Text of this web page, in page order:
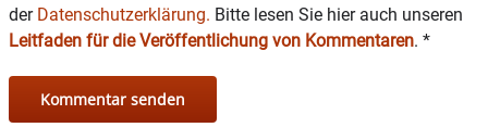
der Datenschutzerklärung. Bitte lesen Sie hier auch unseren
Leitfaden für die Veröffentlichung von Kommentaren. *